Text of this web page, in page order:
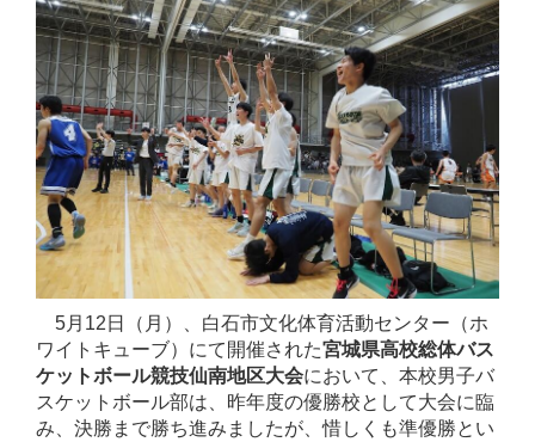
5月12日（月）、白石市文化体育活動センター（ホ
ワイトキューブ）にて開催された宮城県高校総体バス
ケットボール競技仙南地区大会において、本校男子バ
スケットボール部は、昨年度の優勝校として大会に臨
み、決勝まで勝ち進みましたが、惜しくも準優勝とい